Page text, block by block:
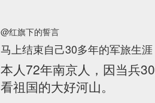
@红旗下的誓言
马上结束自己30多年的军旅生涯
本人72年南京人，因当兵
看祖国的大好河山。